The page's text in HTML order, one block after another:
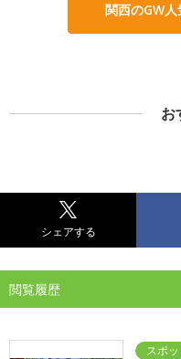
関西のGW
お
シェアする
閲覧履歴